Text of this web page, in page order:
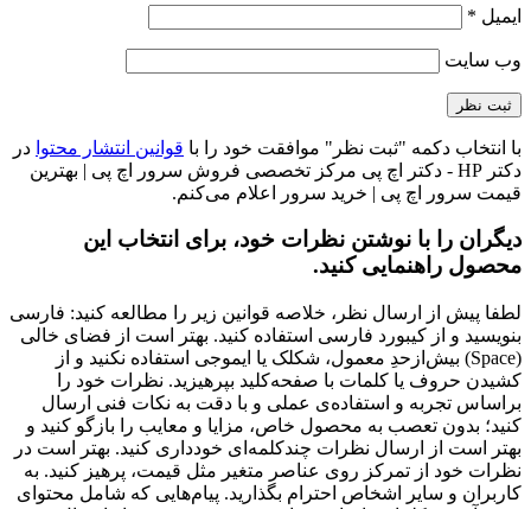
ایمیل *
وب‌ سایت
با انتخاب دکمه "ثبت نظر" موافقت خود را با قوانین انتشار محتوا در
دکتر HP - دکتر اچ پی مرکز تخصصی فروش سرور اچ پی | بهترین
قیمت سرور اچ پی | خرید سرور اعلام می‌کنم.
دیگران را با نوشتن نظرات خود، برای انتخاب این
محصول راهنمایی کنید.
لطفا پیش از ارسال نظر، خلاصه قوانین زیر را مطالعه کنید: فارسی
بنویسید و از کیبورد فارسی استفاده کنید. بهتر است از فضای خالی
(Space) بیش‌از‌حدِ معمول، شکلک یا ایموجی استفاده نکنید و از
کشیدن حروف یا کلمات با صفحه‌کلید بپرهیزید. نظرات خود را
براساس تجربه و استفاده‌ی عملی و با دقت به نکات فنی ارسال
کنید؛ بدون تعصب به محصول خاص، مزایا و معایب را بازگو کنید و
بهتر است از ارسال نظرات چندکلمه‌‌ای خودداری کنید. بهتر است در
نظرات خود از تمرکز روی عناصر متغیر مثل قیمت، پرهیز کنید. به
کاربران و سایر اشخاص احترام بگذارید. پیام‌هایی که شامل محتوای